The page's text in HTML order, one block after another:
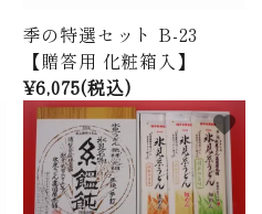
季の特選セット B-23
【贈答用 化粧箱入】
¥6,075(税込)
favorite